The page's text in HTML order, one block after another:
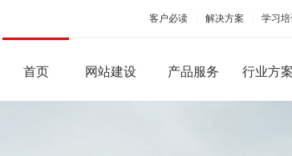
客户必读 解决方案 学习培
首页 网站建设 产品服务 行业方案